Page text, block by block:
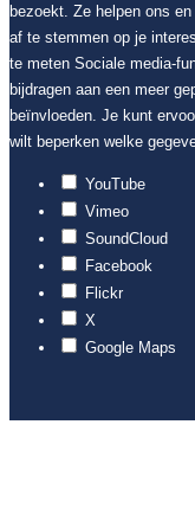
bezoekt. Ze helpen ons
af te stemmen op je
te meten Sociale media-
bijdragen aan een meer
beïnvloeden. Je kunt
wilt beperken welke
YouTube
Vimeo
SoundCloud
Facebook
Flickr
X
Google Maps